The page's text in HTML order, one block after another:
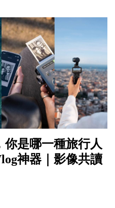
你是哪一種旅行人
神器｜影像共讀